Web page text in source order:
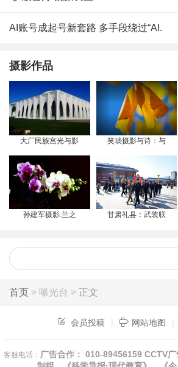
AI账号成起号新套路 多手段绕过“AI.
摄影作品
大厂民族宫光与影 笑琰摄影与诗：与
孙建军摄影:兰之 甘肃礼县：武装联
首页 > 曝光台 > 正文
会员投稿 | 网站地图 |
客服电话： 广告合作： 010-89456159 CCTV